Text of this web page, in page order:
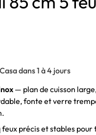
dans 1 à 4 jours
— plan de cuisson
fonte et verre
feux précis et stables pour